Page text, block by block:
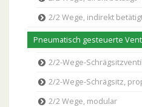
2/2 Wege, indirekt
Pneumatisch gesteuerte
2/2-Wege-Schrägsitzventil
2/2-Wege-Schrägsitz,
2/2 Wege, modular